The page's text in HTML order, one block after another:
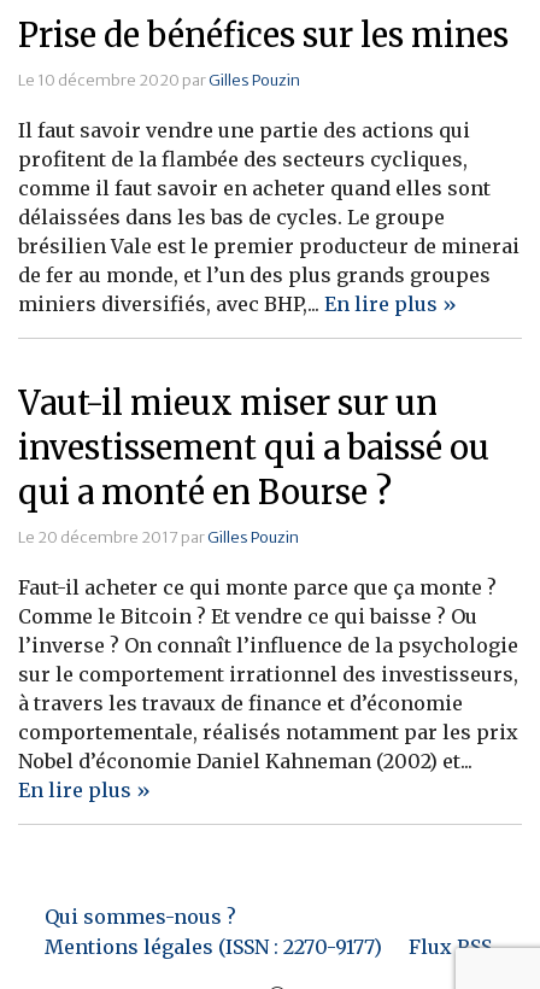
Prise de bénéfices sur les mines
Le 10 décembre 2020 parGilles Pouzin
Il faut savoir vendre une partie des actions qui
profitent de la flambée des secteurs cycliques,
comme il faut savoir en acheter quand elles sont
délaissées dans les bas de cycles. Le groupe
brésilien Vale est le premier producteur de minerai
de fer au monde, et l’un des plus grands groupes
miniers diversifiés, avec BHP,... En lire plus »
Vaut-il mieux miser sur un
investissement qui a baissé ou
qui a monté en Bourse ?
Le 20 décembre 2017 parGilles Pouzin
Faut-il acheter ce qui monte parce que ça monte ?
Comme le Bitcoin ? Et vendre ce qui baisse ? Ou
l’inverse ? On connaît l’influence de la psychologie
sur le comportement irrationnel des investisseurs,
à travers les travaux de finance et d’économie
comportementale, réalisés notamment par les prix
Nobel d’économie Daniel Kahneman (2002) et...
En lire plus »
Qui sommes-nous ?
Mentions légales (ISSN : 2270-9177)
Flux RSS